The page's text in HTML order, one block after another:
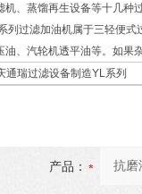
机、蒸馏再生设备等十几种
列过滤加油机属于三轻便式
油、汽轮机透平油等。如果
通瑞过滤设备制造YL系列
产品：